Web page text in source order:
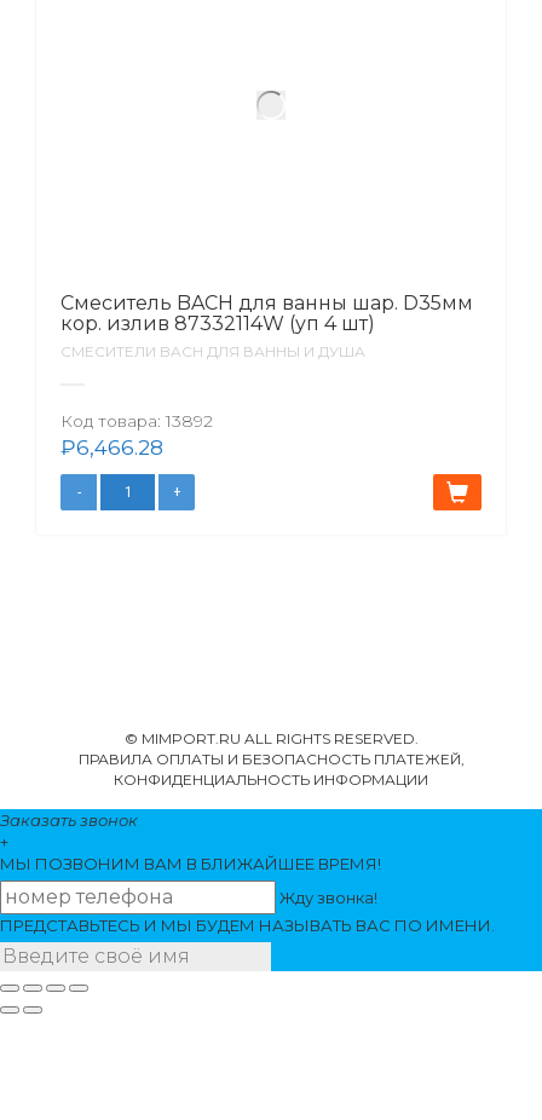
Смеситель BACH для ванны шар. D35мм
кор. излив 87332114W (уп 4 шт)
СМЕСИТЕЛИ BACH ДЛЯ ВАННЫ И ДУША
Код товара: 13892
₽6,466.28
© MIMPORT.RU ALL RIGHTS RESERVED.
ПРАВИЛА ОПЛАТЫ И БЕЗОПАСНОСТЬ ПЛАТЕЖЕЙ,
КОНФИДЕНЦИАЛЬНОСТЬ ИНФОРМАЦИИ
Заказать звонок
+
МЫ ПОЗВОНИМ ВАМ В БЛИЖАЙШЕЕ ВРЕМЯ!
Жду звонка!
ПРЕДСТАВЬТЕСЬ И МЫ БУДЕМ НАЗЫВАТЬ ВАС ПО ИМЕНИ.